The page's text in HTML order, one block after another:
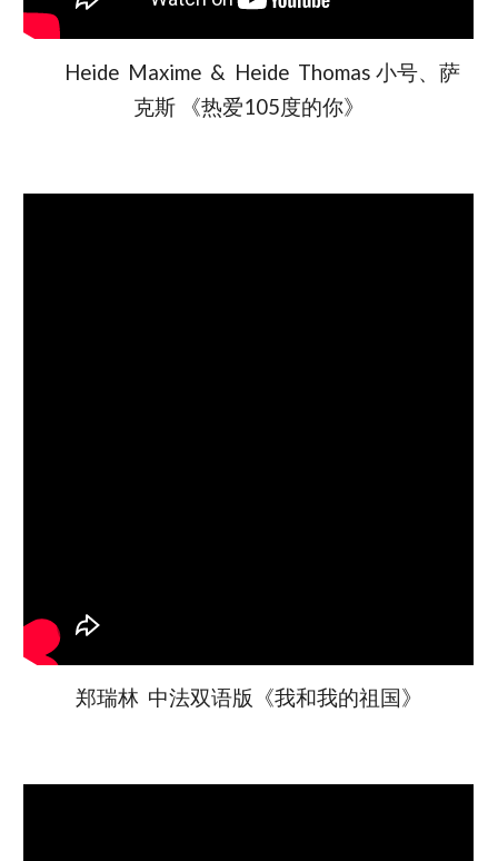
Heide Maxime & Heide Thomas 小号、萨
克斯 《热爱105度的你》
郑瑞林 中法双语版《我和我的祖国》